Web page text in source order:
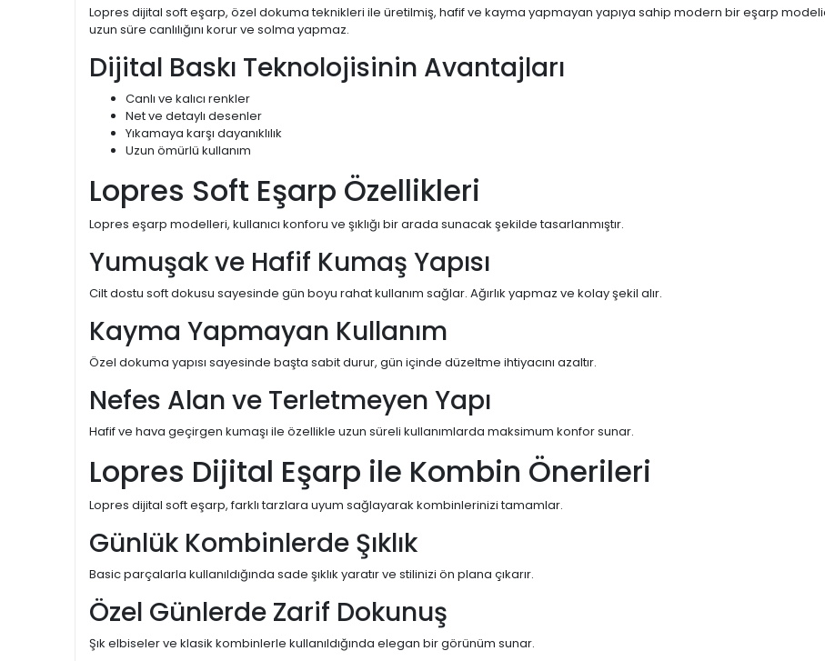
Lopres dijital soft eşarp, özel dokuma teknikleri ile üretilmiş, hafif ve kayma yapmayan yapıya sahip modern bir eşarp
uzun süre canlılığını korur ve solma yapmaz.
Dijital Baskı Teknolojisinin Avantajları
Canlı ve kalıcı renkler
Net ve detaylı desenler
Yıkamaya karşı dayanıklılık
Uzun ömürlü kullanım
Lopres Soft Eşarp Özellikleri
Lopres eşarp modelleri, kullanıcı konforu ve şıklığı bir arada sunacak şekilde tasarlanmıştır.
Yumuşak ve Hafif Kumaş Yapısı
Cilt dostu soft dokusu sayesinde gün boyu rahat kullanım sağlar. Ağırlık yapmaz ve kolay şekil alır.
Kayma Yapmayan Kullanım
Özel dokuma yapısı sayesinde başta sabit durur, gün içinde düzeltme ihtiyacını azaltır.
Nefes Alan ve Terletmeyen Yapı
Hafif ve hava geçirgen kumaşı ile özellikle uzun süreli kullanımlarda maksimum konfor sunar.
Lopres Dijital Eşarp ile Kombin Önerileri
Lopres dijital soft eşarp, farklı tarzlara uyum sağlayarak kombinlerinizi tamamlar.
Günlük Kombinlerde Şıklık
Basic parçalarla kullanıldığında sade şıklık yaratır ve stilinizi ön plana çıkarır.
Özel Günlerde Zarif Dokunuş
Şık elbiseler ve klasik kombinlerle kullanıldığında elegan bir görünüm sunar.